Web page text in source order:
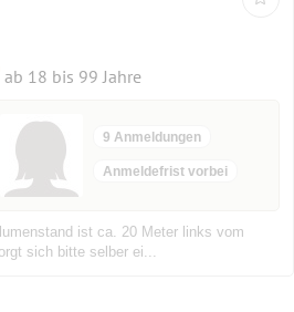
ab 18 bis 99 Jahre
9 Anmeldungen
Anmeldefrist vorbei
ist ca. 20 Meter links vom
sich bitte selber ei...